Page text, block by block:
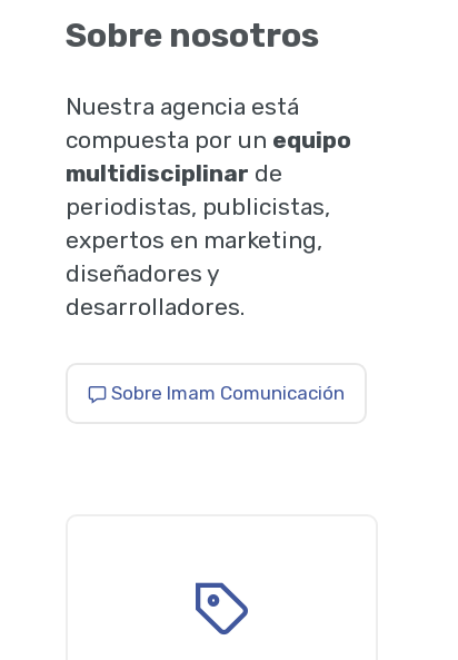
Sobre nosotros
Nuestra agencia está
compuesta por un equipo
multidisciplinar de
periodistas, publicistas,
expertos en marketing,
diseñadores y
desarrolladores.
Sobre Imam Comunicación